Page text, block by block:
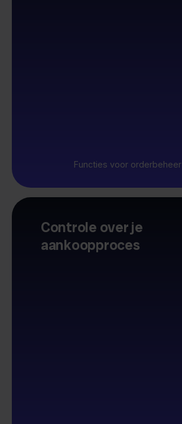
Functies voor orderbeheer
Controle over je
aankoopproces